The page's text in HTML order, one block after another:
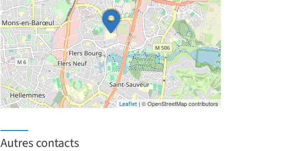
Leaflet | © OpenStreetMap contributors
Autres contacts